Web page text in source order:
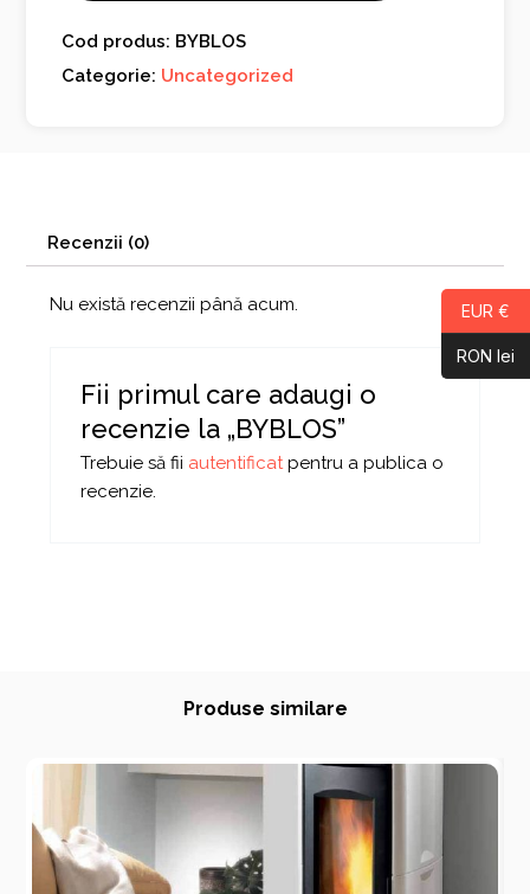
Cod produs: BYBLOS
Categorie: Uncategorized
Recenzii (0)
Nu există recenzii până acum.
Fii primul care adaugi o
recenzie la „BYBLOS”
Trebuie să fii autentificat pentru a publica o
recenzie.
Produse similare
EUR €
RON lei